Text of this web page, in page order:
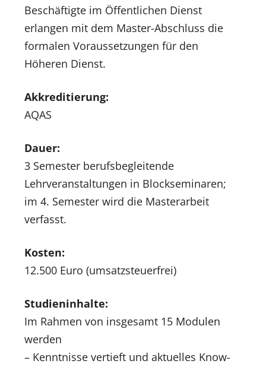
Beschäftigte im Öffentlichen Dienst
erlangen mit dem Master-Abschluss die
formalen Voraussetzungen für den
Höheren Dienst.
Akkreditierung:
AQAS
Dauer:
3 Semester berufsbegleitende
Lehrveranstaltungen in Blockseminaren;
im 4. Semester wird die Masterarbeit
verfasst.
Kosten:
12.500 Euro (umsatzsteuerfrei)
Studieninhalte:
Im Rahmen von insgesamt 15 Modulen
werden
– Kenntnisse vertieft und aktuelles Know-